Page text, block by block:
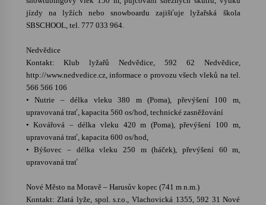
jízdy na lyžích nebo snowboardu zajišťuje lyžařská škola
SBSCHOOL, tel. 777 033 964.
Nedvědice
Kontakt: Klub lyžařů Nedvědice, 592 62 Nedvědice,
http://www.nedvedice.cz, informace o provozu všech vleků na tel.
566 566 106
• Nutrie – délka vleku 380 m (Poma), převýšení 100 m,
upravovaná trať, kapacita 560 os/hod, technické zasněžování
• Kovářová – délka vleku 420 m (Poma), převýšení 100 m,
upravovaná trať, kapacita 600 os/hod,
• Býšovec – délka vleku 250 m (háček), převýšení 60 m,
upravovaná trať
Nové Město na Moravě – Harusův kopec (741 m n.m.)
Kontakt: Zlatá lyže, spol. s.r.o., Vlachovická 1355, 592 31 Nové